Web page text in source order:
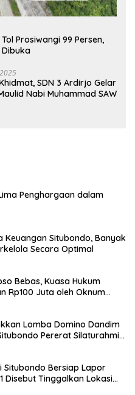
Prosiwangi 99 Persen,
Dibuka
SDN 3 Ardirjo Gelar
Nabi Muhammad SAW
Penghargaan dalam
Keuangan Situbondo, Banyak
Secara Optimal
Bebas, Kuasa Hukum
Rp100 Juta oleh Oknum
Lomba Domino Dandim
Pererat Silaturahmi
Bersiap Lapor
Disebut Tinggalkan Lokasi